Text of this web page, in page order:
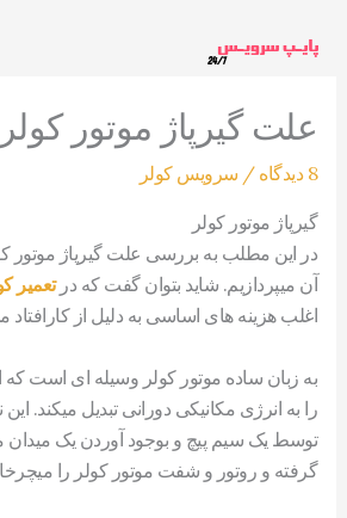
علت گیرپاژ موتور
8 دیدگاه / سرویس کولر
گیرپاژ موتور کولر
در این مطلب به بررسی علت گیرپاژ موتور
آن میپردازیم. شاید بتوان گفت که درتعمیر
اغلب هزینه های اساسی به دلیل از کارافتاد
به زبان ساده موتور کولر وسیله ای است که
را به انرژی مکانیکی دورانی تبدیل میکند. این
توسط یک سیم پیچ و بوجود آوردن یک
گرفته و روتور و شفت موتور کولر را